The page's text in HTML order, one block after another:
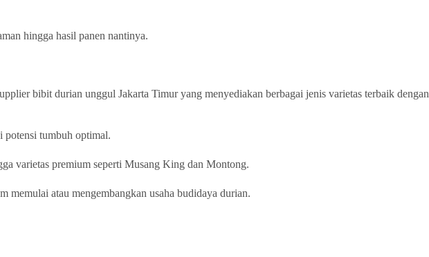
hingga hasil panen nantinya.
bibit durian unggul Jakarta Timur yang menyediakan berbagai jenis varietas terbaik dengan
potensi tumbuh optimal.
varietas premium seperti Musang King dan Montong.
memulai atau mengembangkan usaha budidaya durian.